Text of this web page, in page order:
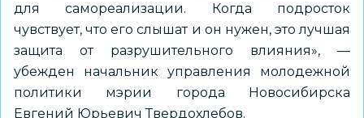
для самореализации. Когда подросток
чувствует, что его слышат и он нужен, это лучшая
защита от разрушительного влияния», —
убежден начальник управления молодежной
политики мэрии города Новосибирска
Евгений Юрьевич Твердохлебов.